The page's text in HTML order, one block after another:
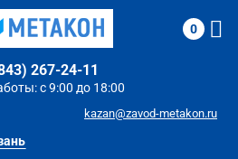
с 9:00 до 18:00
267-24-11
kazan@zavod-metakon.ru
0